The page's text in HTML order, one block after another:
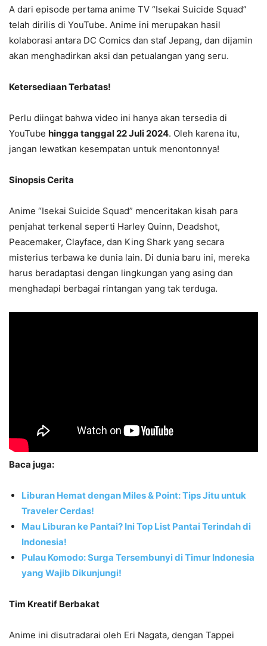
A dari episode pertama anime TV “Isekai Suicide Squad”
telah dirilis di YouTube. Anime ini merupakan hasil
kolaborasi antara DC Comics dan staf Jepang, dan dijamin
akan menghadirkan aksi dan petualangan yang seru.
Ketersediaan Terbatas!
Perlu diingat bahwa video ini hanya akan tersedia di
YouTube hingga tanggal 22 Juli 2024. Oleh karena itu,
jangan lewatkan kesempatan untuk menontonnya!
Sinopsis Cerita
Anime “Isekai Suicide Squad” menceritakan kisah para
penjahat terkenal seperti Harley Quinn, Deadshot,
Peacemaker, Clayface, dan King Shark yang secara
misterius terbawa ke dunia lain. Di dunia baru ini, mereka
harus beradaptasi dengan lingkungan yang asing dan
menghadapi berbagai rintangan yang tak terduga.
Baca juga:
Liburan Hemat dengan Miles & Point: Tips Jitu untuk
Traveler Cerdas!
Mau Liburan ke Pantai? Ini Top List Pantai Terindah di
Indonesia!
Pulau Komodo: Surga Tersembunyi di Timur Indonesia
yang Wajib Dikunjungi!
Tim Kreatif Berbakat
Anime ini disutradarai oleh Eri Nagata, dengan Tappei